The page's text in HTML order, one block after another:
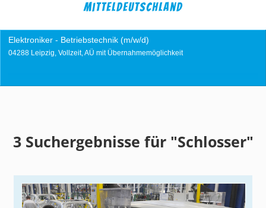
mitteldeutschland
Industriemechaniker (m/w/d)
04249 Leipzig, Vollzeit, AÜ mit Übernahmemöglichkeit
3 Suchergebnisse für "Schlosser"